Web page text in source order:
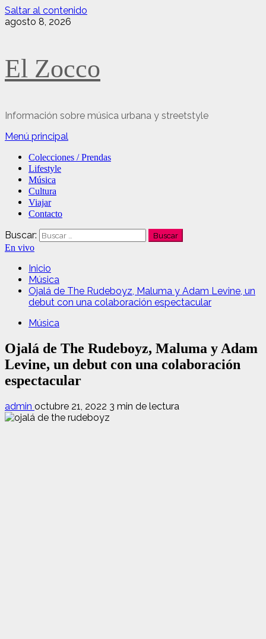
Saltar al contenido
agosto 8, 2026
El Zocco
Información sobre música urbana y streetstyle
Menú principal
Colecciones / Prendas
Lifestyle
Música
Cultura
Viajar
Contacto
Buscar:
En vivo
Inicio
Música
Ojalá de The Rudeboyz, Maluma y Adam Levine, un
debut con una colaboración espectacular
Música
Ojalá de The Rudeboyz, Maluma y Adam
Levine, un debut con una colaboración
espectacular
admin octubre 21, 2022 3 min de lectura